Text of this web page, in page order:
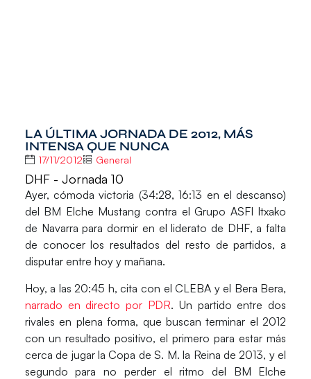
LA ÚLTIMA JORNADA DE 2012, MÁS
INTENSA QUE NUNCA
17/11/2012 General
DHF - Jornada 10
Ayer, cómoda victoria (34:28, 16:13 en el descanso)
del BM Elche Mustang contra elGrupo ASFI Itxako
de Navarra para dormir en el liderato de DHF, a falta
de conocer los resultados del resto de partidos, a
disputar entre hoy y mañana.
Hoy, a las 20:45 h, cita con elCLEBA y el Bera Bera,
narrado en directo por PDR. Un partido entre dos
rivales en plena forma, que buscan terminar el 2012
con un resultado positivo, el primero para estar más
cerca de jugar la Copa de S. M. la Reina de 2013, y el
segundo para no perder el ritmo del BM Elche